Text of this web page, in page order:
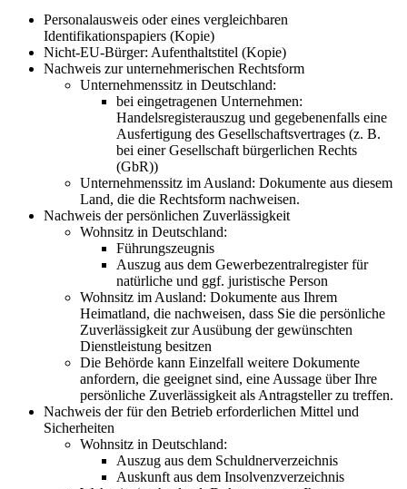
Personalausweis oder eines vergleichbaren
Identifikationspapiers (Kopie)
Nicht-EU-Bürger: Aufenthaltstitel (Kopie)
Nachweis zur unternehmerischen Rechtsform
Unternehmenssitz in Deutschland:
bei eingetragenen Unternehmen:
Handelsregisterauszug und gegebenenfalls eine
Ausfertigung des Gesellschaftsvertrages (z. B.
bei einer Gesellschaft bürgerlichen Rechts
(GbR))
Unternehmenssitz im Ausland: Dokumente aus diesem
Land, die die Rechtsform nachweisen.
Nachweis der persönlichen Zuverlässigkeit
Wohnsitz in Deutschland:
Führungszeugnis
Auszug aus dem Gewerbezentralregister für
natürliche und ggf. juristische Person
Wohnsitz im Ausland: Dokumente aus Ihrem
Heimatland, die nachweisen, dass Sie die persönliche
Zuverlässigkeit zur Ausübung der gewünschten
Dienstleistung besitzen
Die Behörde kann Einzelfall weitere Dokumente
anfordern, die geeignet sind, eine Aussage über Ihre
persönliche Zuverlässigkeit als Antragsteller zu treffen.
Nachweis der für den Betrieb erforderlichen Mittel und
Sicherheiten
Wohnsitz in Deutschland:
Auszug aus dem Schuldnerverzeichnis
Auskunft aus dem Insolvenzverzeichnis